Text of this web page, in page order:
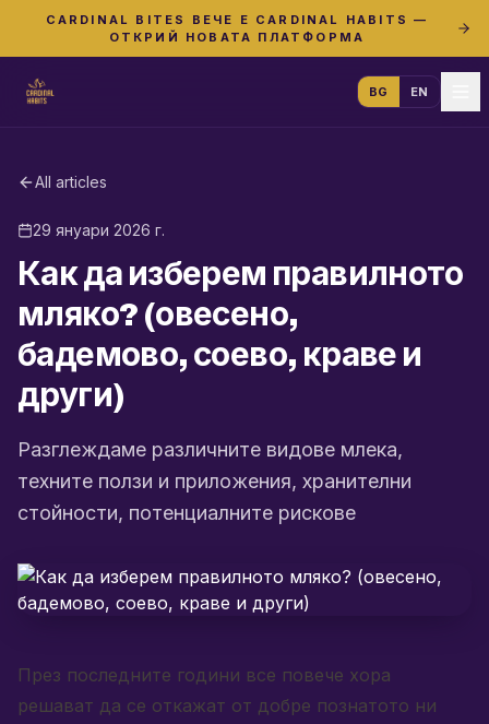
CARDINAL BITES ВЕЧЕ Е CARDINAL HABITS —
ОТКРИЙ НОВАТА ПЛАТФОРМА
BG EN
All articles
29 януари 2026 г.
Как да изберем правилното
мляко? (овесено,
бадемово, соево, краве и
други)
Разглеждаме различните видове млека,
техните ползи и приложения, хранителни
стойности, потенциалните рискове
През последните години все повече хора
решават да се откажат от добре познатото ни